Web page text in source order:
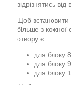
відрізнятись
Щоб встановити
більше з
отвору є:
для блоку
для блоку
для блоку